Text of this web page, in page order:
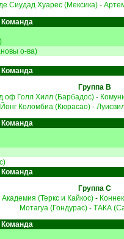
Сиудад Хуарес (Мексика) -
Команда
о-ва)
Команда
Группа B
оф Голл Хилл (Барбадос)-
Йонг Коломбиа (Кюрасао) -
Команда
Команда
Группа C
(Теркс и Кайкос)-
Мотагуа (Гондурас) - ТАКА
Команда